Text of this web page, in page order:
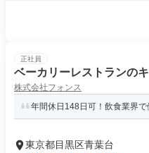
正社員
ベーカリーレストランの
株式会社フォンス
年間休日148日可！飲食業界
東京都目黒区青葉台